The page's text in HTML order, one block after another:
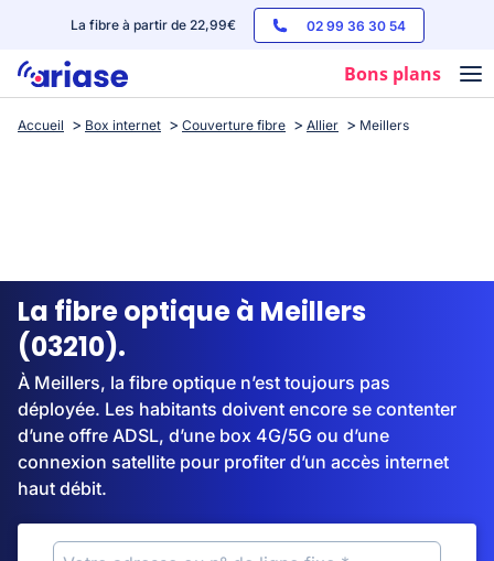
La fibre à partir de 22,99€ 02 99 36 30 54
Bons plans
Box internet
Streaming
Accueil Box internet Couverture fibre Allier Meillers
La fibre optique à Meillers
(03210).
À Meillers, la fibre optique n’est toujours pas
déployée. Les habitants doivent encore se contenter
d’une offre ADSL, d’une box 4G/5G ou d’une
connexion satellite pour profiter d’un accès internet
haut débit.